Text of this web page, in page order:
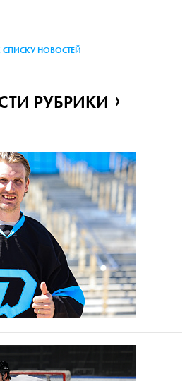
СПИСКУ НОВОСТЕЙ
РУБРИКИ